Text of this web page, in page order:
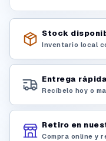
Stock
Inventario local
Entrega
Recíbelo hoy o
Retiro en
Compra online y